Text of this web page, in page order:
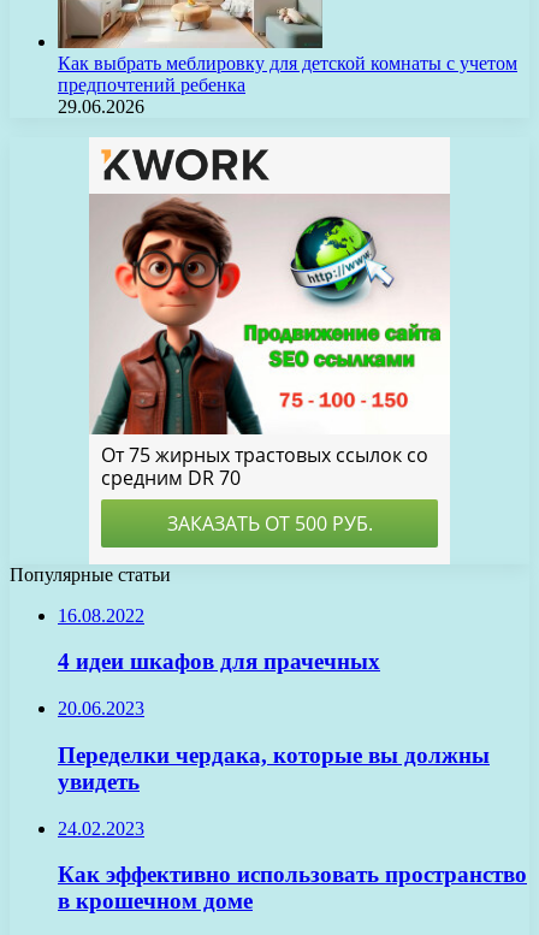
Как выбрать меблировку для детской комнаты с учетом
предпочтений ребенка
29.06.2026
Популярные статьи
16.08.2022
4 идеи шкафов для прачечных
20.06.2023
Переделки чердака, которые вы должны
увидеть
24.02.2023
Как эффективно использовать пространство
в крошечном доме